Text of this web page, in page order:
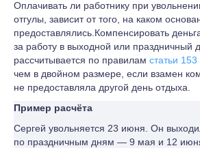
Оплачивать ли работнику при
отгулы, зависит от того, на каком
предоставлялись.Компенсировать
за работу в выходной или праздничный
рассчитывается по правилам статьи
чем в двойном размере, если взамен
не предоставляла другой день отдыха.
Пример расчёта
Сергей увольняется 23 июня. Он
по праздничным дням — 9 мая и 12